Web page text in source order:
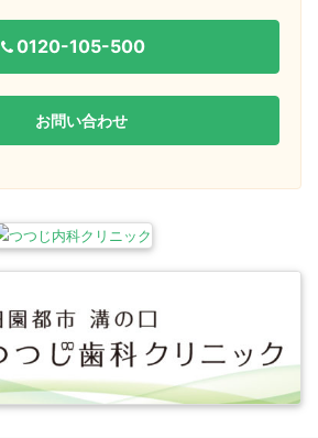
0120-105-500
お問い合わせ